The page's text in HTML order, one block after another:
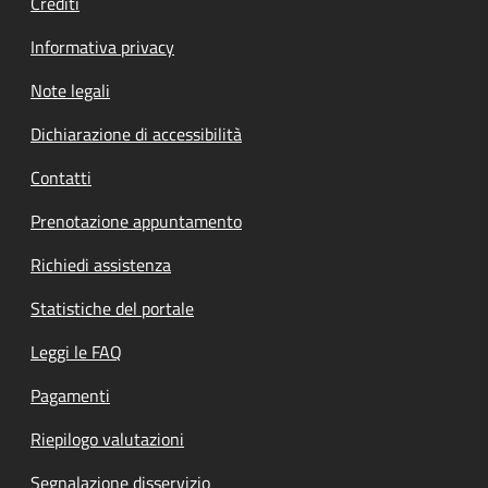
Informativa privacy
Note legali
Dichiarazione di accessibilità
Contatti
Prenotazione appuntamento
Richiedi assistenza
Statistiche del portale
Leggi le FAQ
Pagamenti
Riepilogo valutazioni
Segnalazione disservizio